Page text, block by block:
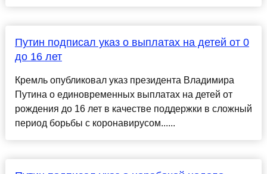
Путин подписал указ о выплатах на детей от 0
до 16 лет
Кремль опубликовал указ президента Владимира
Путина о единовременных выплатах на детей от
рождения до 16 лет в качестве поддержки в сложный
период борьбы с коронавирусом......